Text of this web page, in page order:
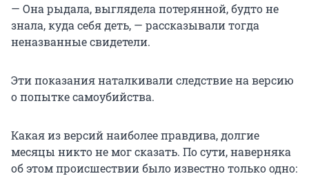
— Она рыдала, выглядела потерянной, будто не
знала, куда себя деть, — рассказывали тогда
неназванные свидетели.
Эти показания наталкивали следствие на версию
о попытке самоубийства.
Какая из версий наиболее правдива, долгие
месяцы никто не мог сказать. По сути, наверняка
об этом происшествии было известно только одно: